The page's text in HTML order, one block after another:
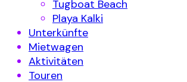
Tugboat Beach
Playa Kalki
Unterkünfte
Mietwagen
Aktivitäten
Touren